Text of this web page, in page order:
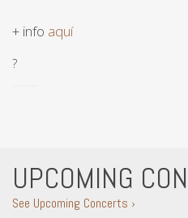
+ info aquí
?
UPCOMING
See Upcoming Concerts ›